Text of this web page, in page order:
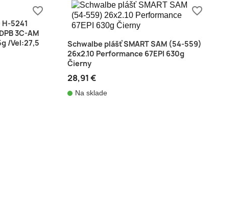
5241
3C-AM
/Vel:27,5
favorite_border
Schwalbe plášť SMART SAM (54-559)
26x2.10 Performance 67EPI 630g
Čierny
28,91 €
Na sklade
favorite_border